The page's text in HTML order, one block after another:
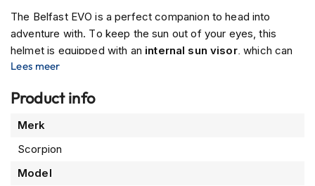
P
i
n
l
o
k
e
m
n
The Belfast EVO is a perfect companion to head into
adventure with. To keep the sun out of your eyes, this
helmet is equipped with an internal sun visor, which can
easily be lowered with one hand. On top of the helmet, you
even more.
Lees meer
Product info
Meer
Merk
Scorpion
Model